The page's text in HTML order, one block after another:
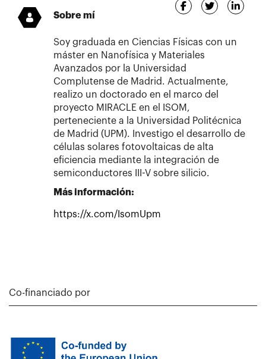
Sobre mí
Soy graduada en Ciencias Físicas con un
máster en Nanofísica y Materiales
Avanzados por la Universidad
Complutense de Madrid. Actualmente,
realizo un doctorado en el marco del
proyecto MIRACLE en el ISOM,
perteneciente a la Universidad Politécnica
de Madrid (UPM). Investigo el desarrollo de
células solares fotovoltaicas de alta
eficiencia mediante la integración de
semiconductores III-V sobre silicio.
Más información:
https://x.com/IsomUpm
Co-financiado por